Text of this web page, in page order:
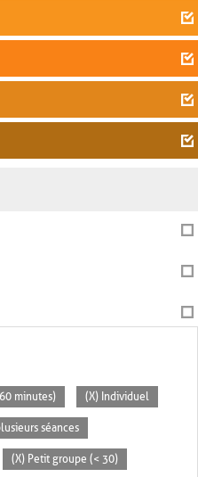
minutes) (X) Individuel
séances
(X) Petit groupe (< 30)